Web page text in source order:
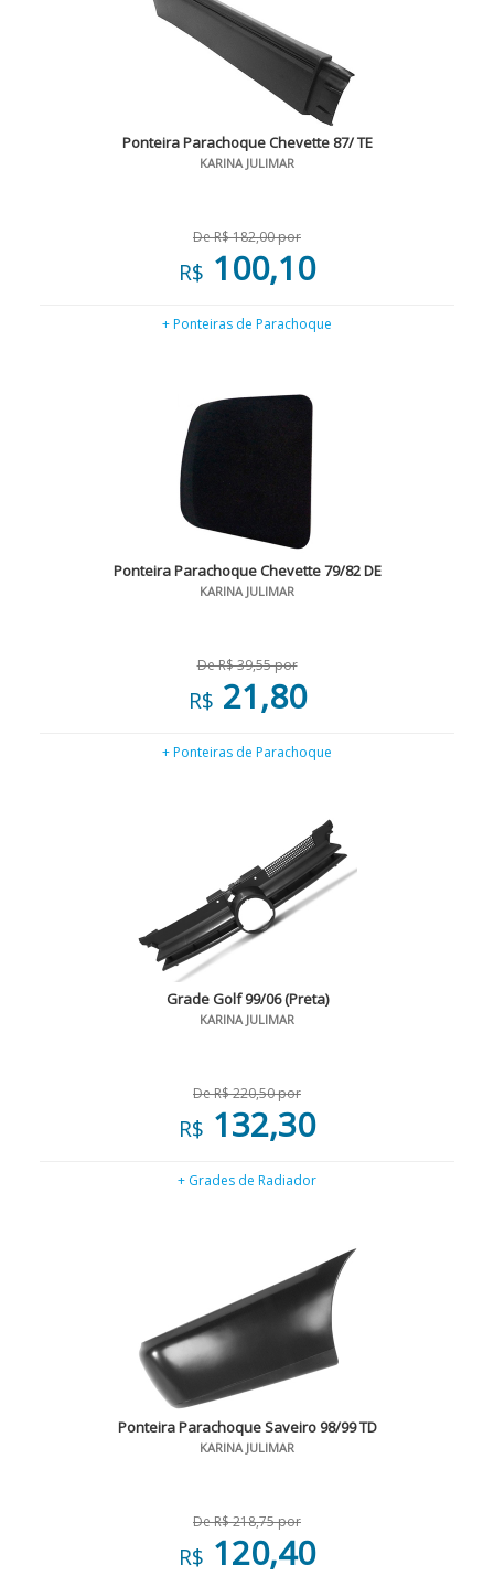
Ponteira Parachoque Chevette 87/ TE
KARINA JULIMAR
De R$ 182,00 por
R$ 100,10
+ Ponteiras de Parachoque
Ponteira Parachoque Chevette 79/82 DE
KARINA JULIMAR
De R$ 39,55 por
R$ 21,80
+ Ponteiras de Parachoque
Grade Golf 99/06 (Preta)
KARINA JULIMAR
De R$ 220,50 por
R$ 132,30
+ Grades de Radiador
Ponteira Parachoque Saveiro 98/99 TD
KARINA JULIMAR
De R$ 218,75 por
R$ 120,40